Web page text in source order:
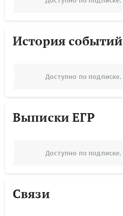
История событий
Доступно по подписке.
Выписки ЕГР
Доступно по подписке.
Связи